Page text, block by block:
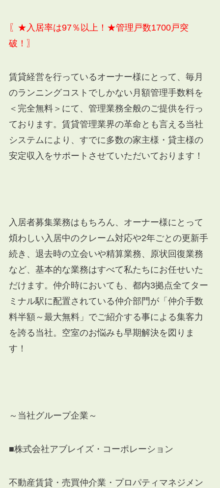
〖★入居率は97％以上！★管理戸数1700戸突
破！〗
賃貸経営を行っているオーナー様にとって、毎月
のランニングコストでしかない月額管理手数料を
＜完全無料＞にて、管理業務全般のご提供を行っ
ております。賃貸管理業界の革命とも言える当社
システムにより、すでに多数の家主様・貸主様の
安定収入をサポートさせていただいております！
入居者募集業務はもちろん、オーナー様にとって
煩わしい入居中のクレーム対応や2年ごとの更新手
続き、退去時の立会いや精算業務、原状回復業務
など、基本的な業務はすべて私たちにお任せいた
だけます。仲介時においても、都内3拠点全てター
ミナル駅に配置されている仲介部門が「仲介手数
料半額～最大無料」でご紹介する事による集客力
を誇る当社。空室のお悩みも早期解決を図りま
す！
～当社グループ企業～
■株式会社アブレイズ・コーポレーション
不動産賃貸・売買仲介業・プロパティマネジメン